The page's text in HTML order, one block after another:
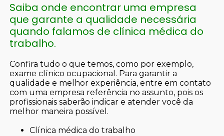
Saiba onde encontrar uma empresa
que garante a qualidade necessária
quando falamos de clínica médica do
trabalho.
Confira tudo o que temos, como por exemplo,
exame clínico ocupacional. Para garantir a
qualidade e melhor experiência, entre em contato
com uma empresa referência no assunto, pois os
profissionais saberão indicar e atender você da
melhor maneira possível.
clínica médica do trabalho